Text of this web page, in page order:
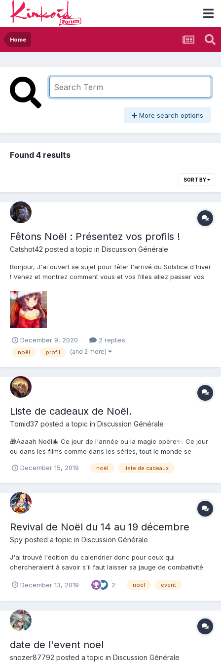
Home
More search options
Found 4 results
SORT BY
Fêtons Noël : Présentez vos profils !
Catshot42 posted a topic in Discussion Générale
Bonjour, J'ai ouvert se sujet pour fêter l'arrivé du Solstice d'hiver
! Venez et montrez comment vous et vos filles allez passer vos
quels moyens allez-vous vous réchauffer ? (Attention il y aura
peut-être des poses de filles dont vous n...
December 9, 2020 2 replies
noël profil (and 2 more)
Liste de cadeaux de Noël.
Tomid37 posted a topic in Discussion Générale
🎁Aaaah Noël🎄 Ce jour de l'année ou la magie opère✨. Ce jour
ou dans les films comme dans les séries, tout le monde se
soir du 24 devant la porte de la maison❄️. Ce jour ou petit et
December 15, 2019 noël liste de cadeaux
Revival de Noël du 14 au 19 décembre
Spy posted a topic in Discussion Générale
J'ai trouvé l'édition du calendrier donc pour ceux qui
chercheraient à savoir s'il faut laisser sa jauge de combativité
devrait vous attendre : http://hentaiheroes.wikidot.com/noel-
December 13, 2019 2 noël event
date de l'event noel
snozer87792 posted a topic in Discussion Générale